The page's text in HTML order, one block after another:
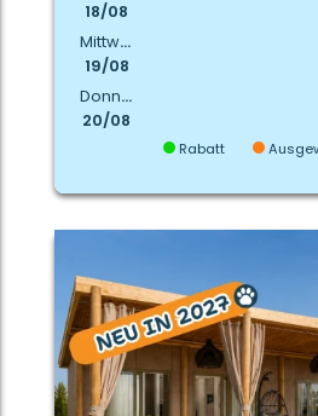
18/08
Mittwoch
19/08
Donnerstag
20/08
Rabatt